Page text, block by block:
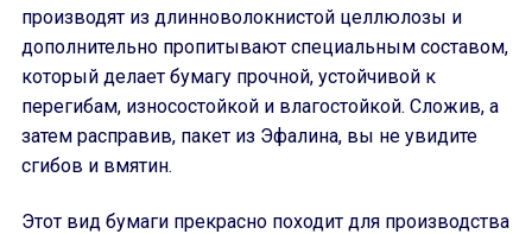
производят из длинноволокнистой целлюлозы и
дополнительно пропитывают специальным составом,
который делает бумагу прочной, устойчивой к
перегибам, износостойкой и влагостойкой. Сложив, а
затем расправив, пакет из Эфалина, вы не увидите
сгибов и вмятин.
Этот вид бумаги прекрасно походит для производства